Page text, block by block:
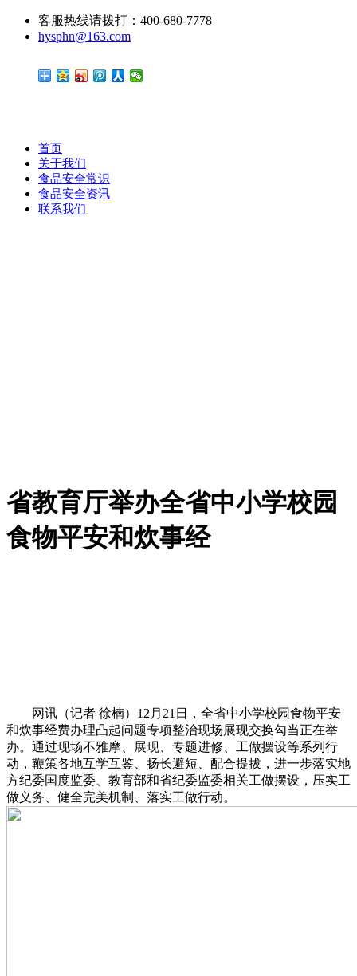
客服热线请拨打：400-680-7778
hysphn@163.com
首页
关于我们
食品安全常识
食品安全资讯
联系我们
省教育厅举办全省中小学校园
食物平安和炊事经
网讯（记者 徐楠）12月21日，全省中小学校园食物平安
和炊事经费办理凸起问题专项整治现场展现交换勾当正在举
办。通过现场不雅摩、展现、专题进修、工做摆设等系列行
动，鞭策各地互学互鉴、扬长避短、配合提拔，进一步落实地
方纪委国度监委、教育部和省纪委监委相关工做摆设，压实工
做义务、健全完美机制、落实工做行动。